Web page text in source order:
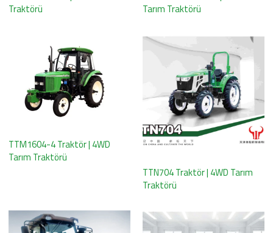
Traktörü
Tarım Traktörü
TTM1604-4 Traktör | 4WD
Tarım Traktörü
TTN704 Traktör | 4WD Tarım
Traktörü